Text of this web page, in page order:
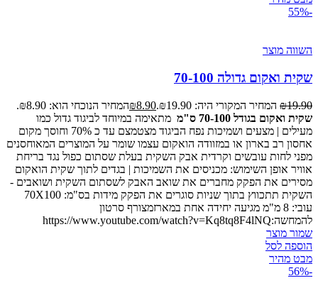
-55%
השווה מוצר
שקית ואקום גדולה 70-100
₪19.90 המחיר המקורי היה: ₪19.90. ₪8.90
המחיר הנוכחי הוא: ₪8.90.
שקית ואקום בגודל 70-100 ס"מ
מתאימה במיוחד לביגוד גדול כמו
מעילים | מצעים ושמיכות נפח הביגוד מצטמצם עד כ 70% וחוסך מקום
אחסון רב בארון או במזוודה הואקום עצמו שומר על המוצרים המאוחסנים
מפני לחות עובשים וקרדית אבק השקית בעלת שסתום כפול נגד בריחת
אוויר אופן השימוש: מכניסים את השמיכות | בגדים לתוך שקית הואקום
מסירים את הפקק מחברים את שואב האבק לשסתום השקית ושואבים -
השקית תתכווץ בתוך שניות סוגרים את הפקק מידות בס"מ: 70X100
עובי: 8 מ"מ מגיעה יחידה אחת במארזמצורף סרטון
להמחשה:https://www.youtube.com/watch?v=Kq8tq8F4lNQ
שמור מוצר
הוספה לסל
מבט מהיר
-56%